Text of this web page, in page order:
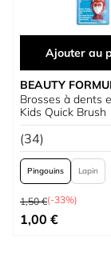
Ajouter au
BEAUTY
Brosses à dents
Kids Quick Brush
(34)
Pingouins Lapin
Prix normal
1,50 €(-33%)
À partir de
1,00 €